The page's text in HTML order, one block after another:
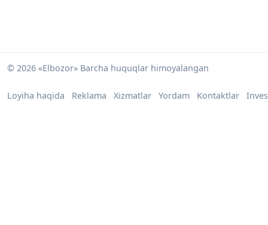
© 2026 «Elbozor» Barcha huquqlar himoyalangan
Loyiha haqida Reklama Xizmatlar Yordam Kontaktlar